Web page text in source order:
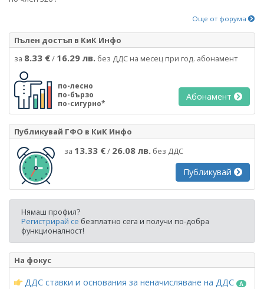
Още от форума
Пълен достъп в КиК Инфо
за 8.33 €/ 16.29 лв. без ДДС на месец при год. абонамент
по-лесно
по-бързо
по-сигурно*
Абонамент
Публикувай ГФО в КиК Инфо
за 13.33 €/ 26.08 лв. без ДДС
Публикувай
Нямаш профил?
Регистрирай се безплатно сега и получи по-добра
функционалност!
На фокус
ДДС ставки и основания за неначисляване на ДДС